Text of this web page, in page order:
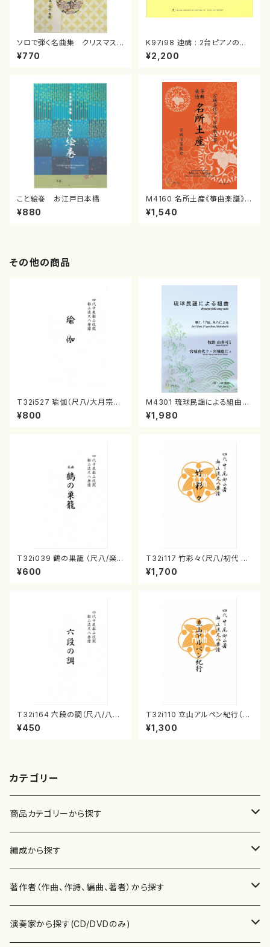
ソロで弾く名曲集 クリスマス・
イブ／恋人がサンタクロース(
箏独奏 /大平光美 編曲/楽
¥770
K97i98 連禱 : 2台ピアノのた
めの（2 Pianos / 菊池 幸夫 /
楽譜）
¥2,200
こと絵巻 お江戸日本橋
¥880
M4160 名所土産《箏曲楽譜》
（箏/宮城喜代子・宮城数江著・
宮城宗家監修/箏曲古典楽譜）
¥1,540
その他の商品
T32i527 瑜伽（尺八/大月宗明/
楽譜）都山流公刊楽譜曲番:223
6
¥800
M4301 琉球民謡による組曲
（箏/牧野由多可作曲/宮城喜代
子・宮城数江著/箏曲楽譜）
¥1,980
T32i039 鶴の巣籠 （尺八/楽
譜）都山no.38
¥600
T32i117 竹彩々（尺八/初代 山
本邦山/尺八/都山式譜）都山流
公刊楽譜曲番:566
¥1,700
T32i164 六段の調（尺八/八橋
検校/楽譜）都山流公刊楽譜曲
番:1016
¥450
T32i110 立山アルペン紀行（尺
八/初代 石垣征山/尺八/都山式
譜）都山流公刊楽譜曲番:559
¥1,300
カテゴリー
商品カテゴリーから探す
楽譜
書籍
書籍
CD・DVD
編成から探す
邦楽器
箏・琴（ソロ）
合唱
著作者（作曲、作詩、編曲、著者）から探す
あ行
演奏家から探す(CD/DVDのみ)